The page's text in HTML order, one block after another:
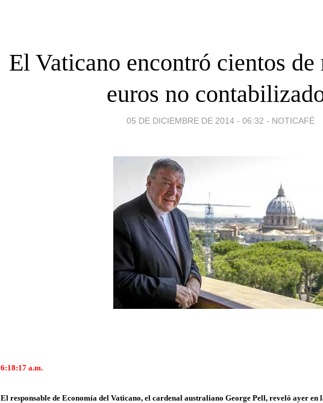
El Vaticano encontró cientos
euros no
05 DE DICIEMBRE DE 2014 - 06:32 - NOTICAFÉ
6:18:17 a.m.
El responsable de Economía del Vaticano, el ­cardenal australiano George Pell, reveló ayer